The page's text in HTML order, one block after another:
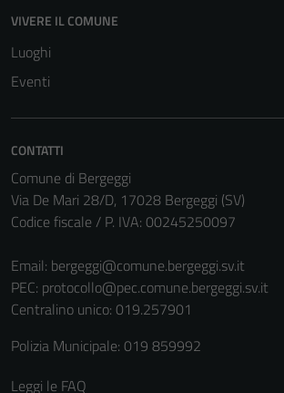
VIVERE IL COMUNE
Luoghi
Eventi
CONTATTI
Comune di Bergeggi
Via De Mari 28/D, 17028 Bergeggi (SV)
Codice fiscale / P. IVA: 00245250097
Email: bergeggi@comune.bergeggi.sv.it
PEC: protocollo@pec.comune.bergeggi.sv.it
Centralino unico: 019.257901
Polizia Municipale: 019 859992
Leggi le FAQ